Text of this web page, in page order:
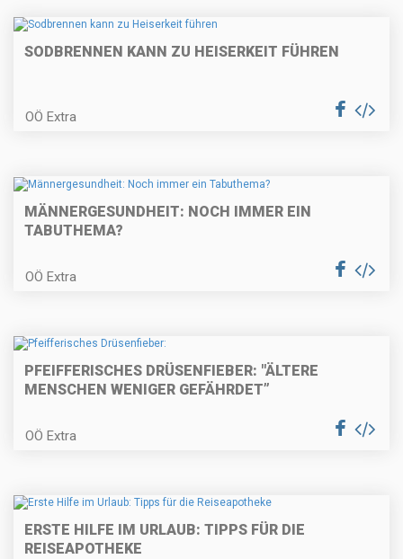
SODBRENNEN KANN ZU HEISERKEIT FÜHREN
OÖ Extra
MÄNNERGESUNDHEIT: NOCH IMMER EIN
TABUTHEMA?
OÖ Extra
PFEIFFERISCHES DRÜSENFIEBER: "ÄLTERE
MENSCHEN WENIGER GEFÄHRDET”
OÖ Extra
ERSTE HILFE IM URLAUB: TIPPS FÜR DIE
REISEAPOTHEKE